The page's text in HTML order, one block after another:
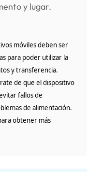
y lugar.
móviles deben ser
para poder utilizar la
y transferencia.
de que el dispositivo
fallos de
de alimentación.
obtener más